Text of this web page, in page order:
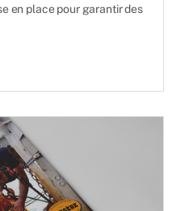
en place pour garantir des